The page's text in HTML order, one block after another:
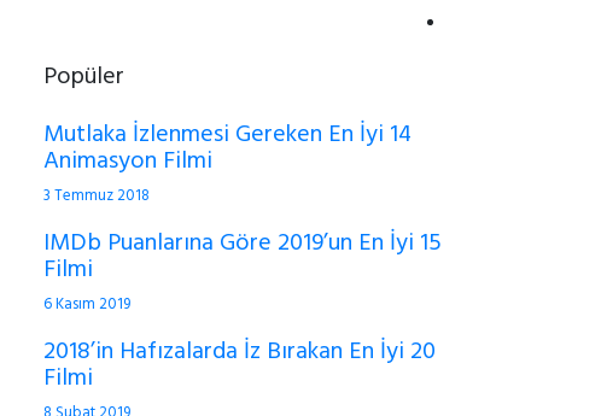
Popüler
Mutlaka İzlenmesi Gereken En İyi 14
Animasyon Filmi
3 Temmuz 2018
IMDb Puanlarına Göre 2019’un En İyi 15
Filmi
6 Kasım 2019
2018’in Hafızalarda İz Bırakan En İyi 20
Filmi